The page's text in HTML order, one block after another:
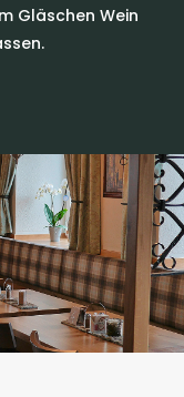
Gläschen Wein